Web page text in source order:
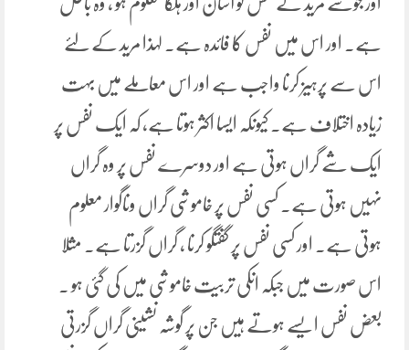
ہے۔ اور اس میں نفس کا فائدہ ہے۔ لہذا مرید کے لئے
اس سے پرہیز کرنا واجب ہے اور اس معاملے میں بہت
زیادہ اختلاف ہے۔ کیونکہ ایسا اکثر ہوتا ہے، کہ ایک نفس پر
ایک شے گراں ہوتی ہے اور دوسرے نفس پر وہ گراں
نہیں ہوتی ہے۔ کسی نفس پر خاموشی گراں وناگوار معلوم
ہوتی ہے۔ اور کسی نفس پر گفتگو کرنا ، گراں گزرتا ہے۔ مثلا
اس صورت میں جبکہ انکی تربیت خاموشی میں کی گئی ہو ۔
بعض نفس ایسے ہوتے ہیں جن پر گوشہ نشینی گراں گزرتی